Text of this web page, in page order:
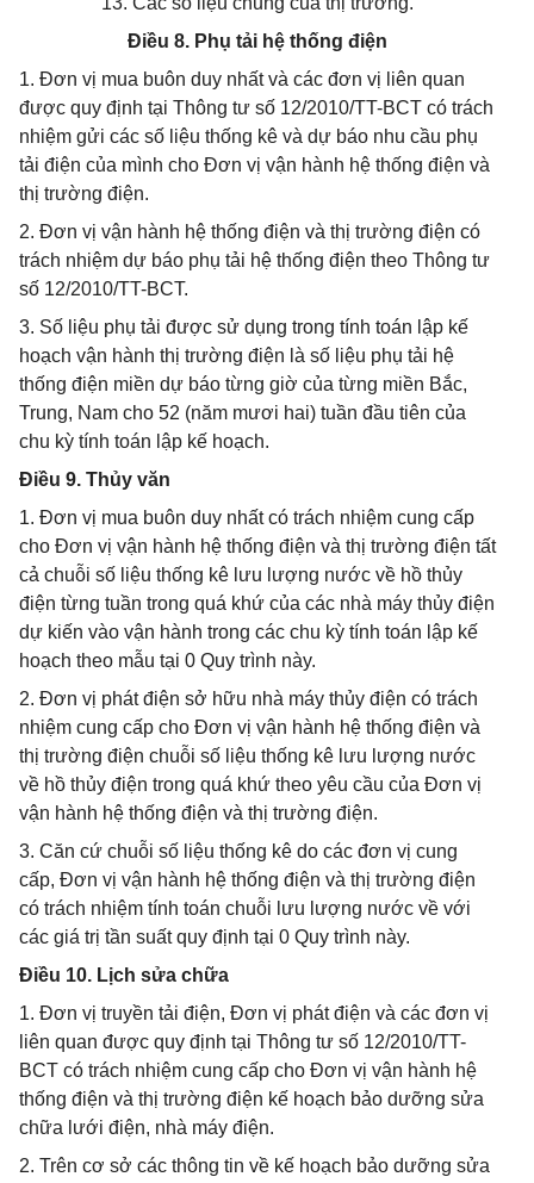
Điều 8. Phụ tải hệ thống điện
1. Đơn vị mua buôn duy nhất và các đơn vị liên quan
được quy định tại Thông tư số 12/2010/TT-BCT có trách
nhiệm gửi các số liệu thống kê và dự báo nhu cầu phụ
tải điện của mình cho Đơn vị vận hành hệ thống điện và
thị trường điện.
2. Đơn vị vận hành hệ thống điện và thị trường điện có
trách nhiệm dự báo phụ tải hệ thống điện theo Thông tư
số 12/2010/TT-BCT.
3. Số liệu phụ tải được sử dụng trong tính toán lập kế
hoạch vận hành thị trường điện là số liệu phụ tải hệ
thống điện miền dự báo từng giờ của từng miền Bắc,
Trung, Nam cho 52 (năm mươi hai) tuần đầu tiên của
chu kỳ tính toán lập kế hoạch.
Điều 9. Thủy văn
1. Đơn vị mua buôn duy nhất có trách nhiệm cung cấp
cho Đơn vị vận hành hệ thống điện và thị trường điện tất
cả chuỗi số liệu thống kê lưu lượng nước về hồ thủy
điện từng tuần trong quá khứ của các nhà máy thủy điện
dự kiến vào vận hành trong các chu kỳ tính toán lập kế
hoạch theo mẫu tại 0 Quy trình này.
2. Đơn vị phát điện sở hữu nhà máy thủy điện có trách
nhiệm cung cấp cho Đơn vị vận hành hệ thống điện và
thị trường điện chuỗi số liệu thống kê lưu lượng nước
về hồ thủy điện trong quá khứ theo yêu cầu của Đơn vị
vận hành hệ thống điện và thị trường điện.
3. Căn cứ chuỗi số liệu thống kê do các đơn vị cung
cấp, Đơn vị vận hành hệ thống điện và thị trường điện
có trách nhiệm tính toán chuỗi lưu lượng nước về với
các giá trị tần suất quy định tại 0 Quy trình này.
Điều 10. Lịch sửa chữa
1. Đơn vị truyền tải điện, Đơn vị phát điện và các đơn vị
liên quan được quy định tại Thông tư số 12/2010/TT-
BCT có trách nhiệm cung cấp cho Đơn vị vận hành hệ
thống điện và thị trường điện kế hoạch bảo dưỡng sửa
chữa lưới điện, nhà máy điện.
2. Trên cơ sở các thông tin về kế hoạch bảo dưỡng sửa